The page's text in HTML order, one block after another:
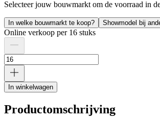
Selecteer jouw bouwmarkt om de voorraad in
In welke bouwmarkt te koop? Showmodel bij
Online verkoop per 16 stuks
In winkelwagen
Productomschrijving